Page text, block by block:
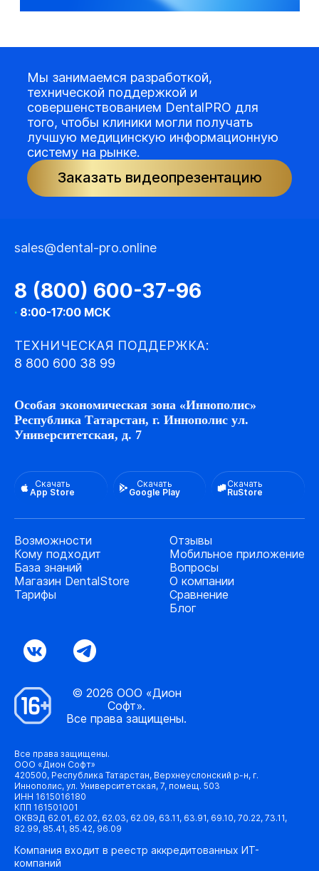
Мы занимаемся разработкой,
технической поддержкой и
совершенствованием DentalPRO для
того, чтобы клиники могли получать
лучшую медицинскую информационную
систему на рынке.
Заказать видеопрезентацию
sales@dental-pro.online
8 (800) 600-37-96
· 8:00-17:00 МСК
ТЕХНИЧЕСКАЯ ПОДДЕРЖКА:
8 800 600 38 99
Особая экономическая зона «Иннополис»
Республика Татарстан, г. Иннополис ул.
Университетская, д. 7
Скачать
App Store
Скачать
Google Play
Скачать
RuStore
Возможности
Кому подходит
База знаний
Магазин DentalStore
Тарифы
Отзывы
Мобильное приложение
Вопросы
О компании
Сравнение
Блог
© 2026 ООО «Дион
Софт».
Все права защищены.
Все права защищены.
ООО «Дион Софт»
420500, Республика Татарстан, Верхнеуслонский р-н, г.
Иннополис, ул. Университетская, 7, помещ. 503
ИНН 1615016180
КПП 161501001
ОКВЭД 62.01, 62.02, 62.03, 62.09, 63.11, 63.91, 69.10, 70.22, 73.11,
82.99, 85.41, 85.42, 96.09
Компания входит в реестр аккредитованных ИТ-
компаний